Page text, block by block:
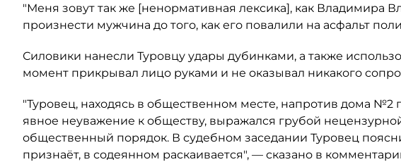
"Меня зовут так же [ненормативная лексика], как Владимира
произнести мужчина до того, как его повалили на асфальт
Силовики нанесли Туровцу удары дубинками, а также
момент прикрывал лицо руками и не оказывал никакого
"Туровец, находясь в общественном месте, напротив дома
явное неуважение к обществу, выражался грубой
общественный порядок. В судебном заседании Туровец
признаёт, в содеянном раскаивается", — сказано в